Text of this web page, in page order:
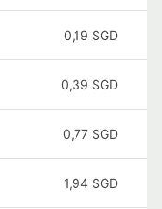
0,19 SGD
0,39 SGD
0,77 SGD
1,94 SGD